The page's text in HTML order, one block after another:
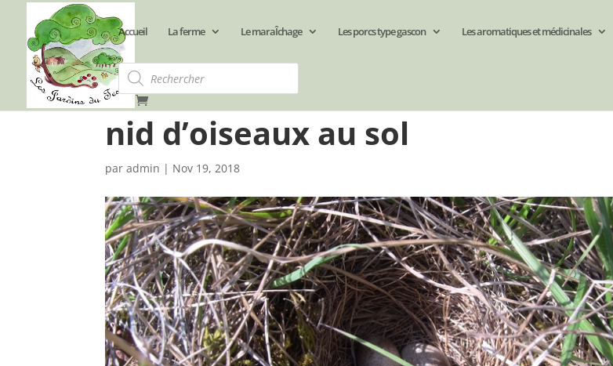
Accueil La ferme Le maraÎchage Les porcs type gascon Les aromatiques et médicinales
Recherche
de
produits
nid d’oiseaux au sol
paradmin | Nov 19, 2018